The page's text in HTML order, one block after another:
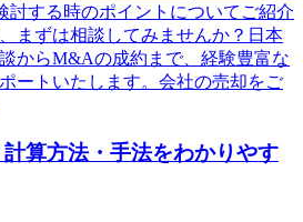
討する時のポイントについてご紹介
まずは相談してみませんか？日本
からM&Aの成約まで、経験豊富な
ートいたします。会社の売却をご
算方法・手法をわかりやす